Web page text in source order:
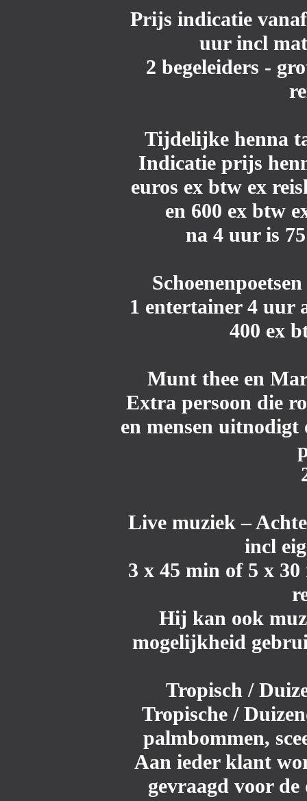
Prijs indicatie
uur incl
2 begeleiders -
Tijdelijke henna
Indicatie prijs
euros ex btw ex
en 600 ex btw
na 4 uur is
Schoenenpoetsen
1 entertainer 4 uur
400 ex
Munt thee en
Extra persoon die
en mensen
Live muziek–
incl
3 x 45 min of 5 x
Hij kan ook
mogelijkheid
Tropisch /
Tropische /
palmbommen,
Aan ieder klant
gevraagd voor